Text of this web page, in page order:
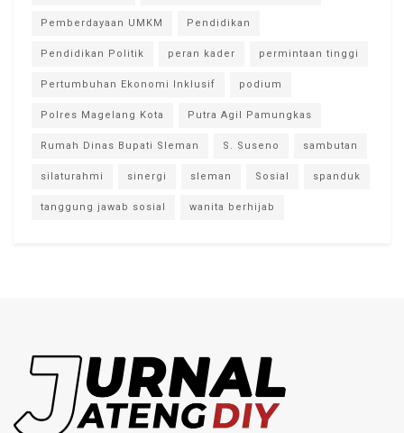
Pemberdayaan UMKM Pendidikan
Pendidikan Politik peran kader permintaan tinggi
Pertumbuhan Ekonomi Inklusif podium
Polres Magelang Kota Putra Agil Pamungkas
Rumah Dinas Bupati Sleman S. Suseno sambutan
silaturahmi sinergi sleman Sosial spanduk
tanggung jawab sosial wanita berhijab